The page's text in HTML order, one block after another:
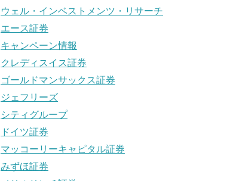
ウェル・インベストメンツ・リサーチ
エース証券
キャンペーン情報
クレディスイス証券
ゴールドマンサックス証券
ジェフリーズ
シティグループ
ドイツ証券
マッコーリーキャピタル証券
みずほ証券